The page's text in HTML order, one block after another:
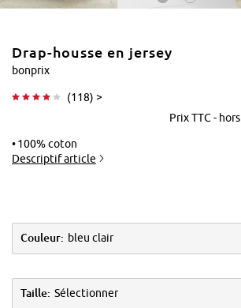
Drap-housse en jersey
bonprix
(118) >
Prix TTC - hors
100% coton
Descriptif article
Couleur: bleu clair
Taille: Sélectionner